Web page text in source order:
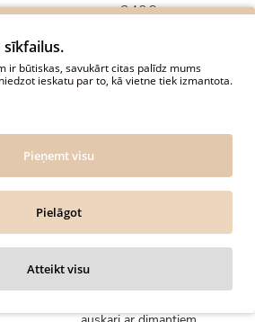
240€
sīkfailus.
ir būtiskas, savukārt citas palīdz mums
ieskatu par to, kā vietne tiek izmantota.
Pieņemt visu
Pielāgot
Atteikt visu